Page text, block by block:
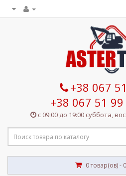
+38 067
+38 067 51
с 09:00 до 19:00 суббота,
0 товар(ов) -